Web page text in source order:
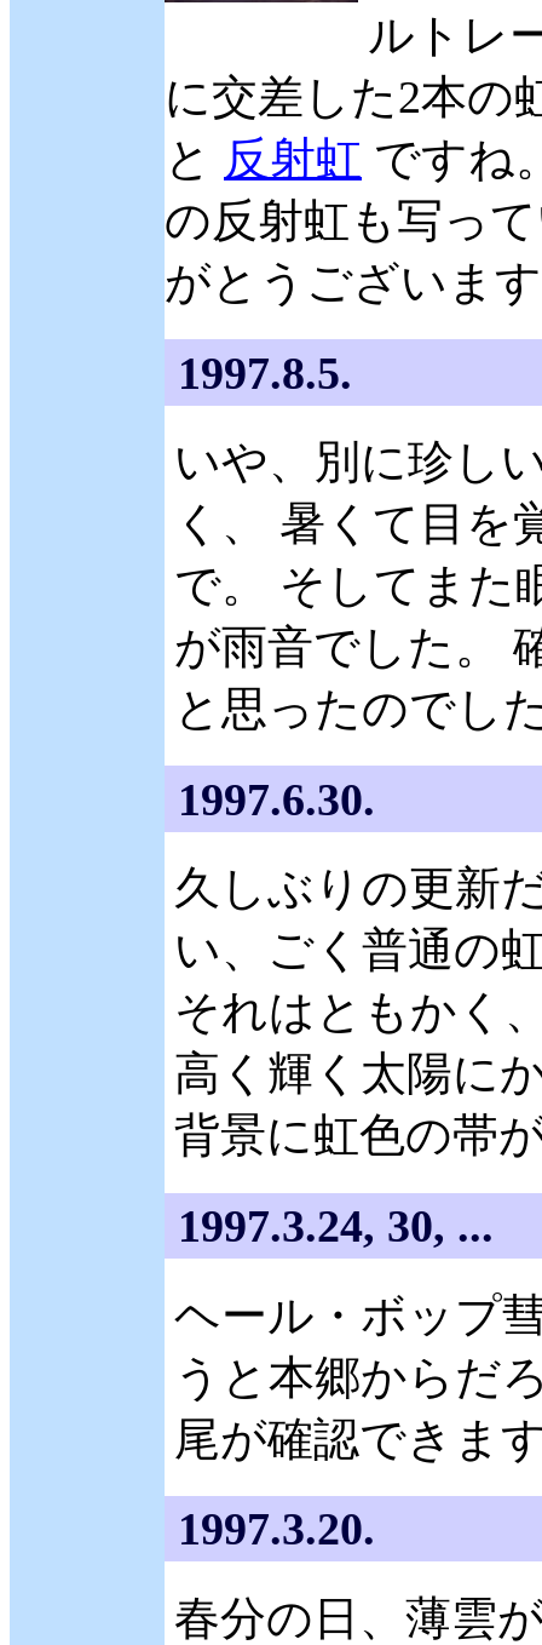
ルトレ
に交差した2本の
と 反射虹 ですね
の反射虹も写っ
がとうございま
1997.8.5.
いや、別に珍し
く、 暑くて目を
で。 そしてまた
が雨音でした。
と思ったのでし
1997.6.30.
久しぶりの更新
い、ごく普通の
それはともかく
高く輝く太陽に
背景に虹色の帯
1997.3.24, 30, ...
ヘール・ボップ
うと本郷からだ
尾が確認できま
1997.3.20.
春分の日、薄雲